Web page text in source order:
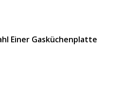
Einer Gasküchenplatte